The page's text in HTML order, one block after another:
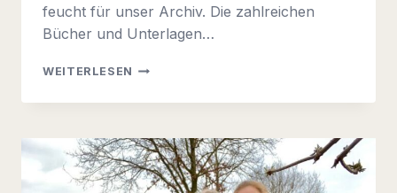
feucht für unser Archiv. Die zahlreichen
Bücher und Unterlagen…
WEITERLESEN INFOBRIEF
02